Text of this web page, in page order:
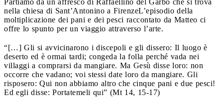
nella chiesa di Sant’Antonino a FirenzeL’episodio della
moltiplicazione dei pani e dei pesci raccontato da Matteo ci
offre lo spunto per un viaggio attraverso l’arte.
“[…] Gli si avvicinarono i discepoli e gli dissero: Il luogo è
deserto ed è ormai tardi; congeda la folla perché vada nei
villaggi a comprarsi da mangiare. Ma Gesù disse loro: non
occorre che vadano; voi stessi date loro da mangiare. Gli
risposero: Qui non abbiamo altro che cinque pani e due pesci!
Ed egli disse: Portatemeli qui” (Mt 14, 15-17)